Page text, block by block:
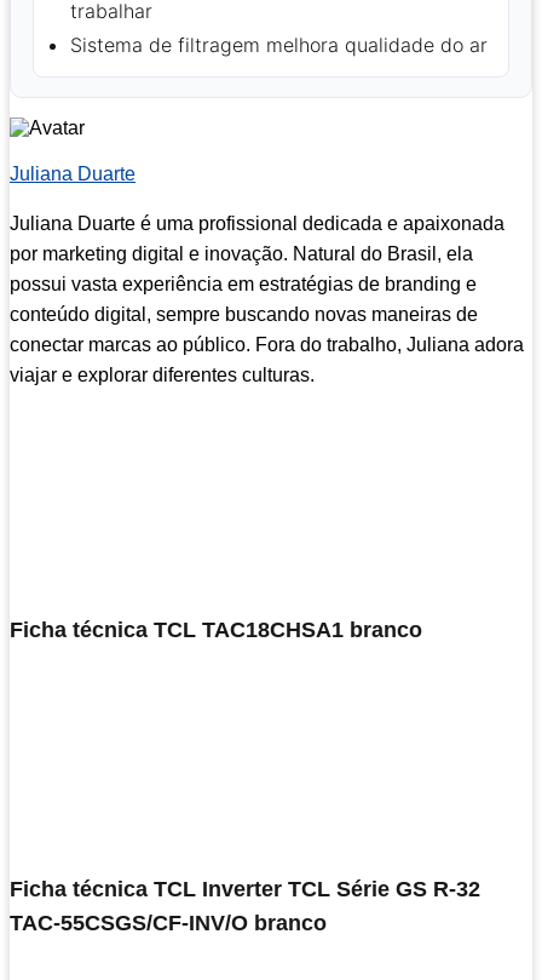
trabalhar
Sistema de filtragem melhora qualidade do ar
Juliana Duarte
Juliana Duarte é uma profissional dedicada e apaixonada
por marketing digital e inovação. Natural do Brasil, ela
possui vasta experiência em estratégias de branding e
conteúdo digital, sempre buscando novas maneiras de
conectar marcas ao público. Fora do trabalho, Juliana adora
viajar e explorar diferentes culturas.
Ficha técnica TCL TAC18CHSA1 branco
Ficha técnica TCL Inverter TCL Série GS R-32
TAC-55CSGS/CF-INV/O branco